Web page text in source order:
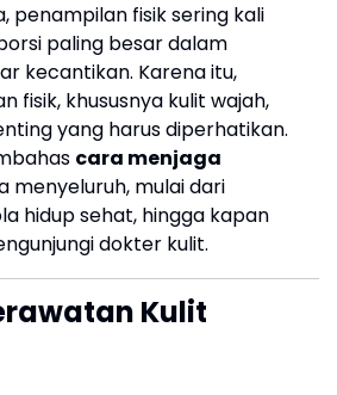
penampilan fisik sering kali
paling besar dalam
kecantikan. Karena itu,
fisik, khususnya kulit wajah,
yang harus diperhatikan.
cara menjaga
menyeluruh, mulai dari
hidup sehat, hingga kapan
dokter kulit.
Kulit